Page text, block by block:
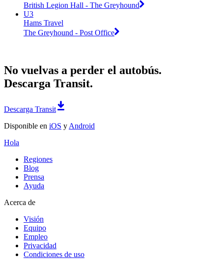
British Legion Hall - The Greyhound
U3
Hams Travel
The Greyhound - Post Office
No vuelvas a perder el autobús.
Descarga Transit.
Descarga Transit
Disponible en iOS y Android
Hola
Regiones
Blog
Prensa
Ayuda
Acerca de
Visión
Equipo
Empleo
Privacidad
Condiciones de uso